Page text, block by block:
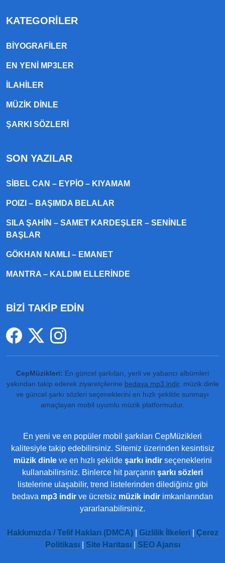
KATEGORILER
BIYOGRAFILER
EN YENI MP3LER
ILAHILER
MÜZIK DINLE
ŞARKI SÖZLERI
SON YAZILAR
SIBEL CAN – EYPIO – KIYAMAM
POIZI – BAŞIMDA BELALAR
SILA ŞAHIN – SAMET KARDEŞLER – SENINLE
BAŞLAR
GÖKHAN NAMLI – EMANET
MANTRA – KALDIM ELLERINDE
BİZİ TAKİP EDİN
CepMüzikleri: En güncel şarkıları, yerli ve yabancı albümleri
yakından takip ederek ziyaretçilerine bedava mp3 indir, müzik dinle
ve güncel şarkı sözleri seçeneklerini en hızlı şekilde sunmayı
amaçlayan mobil uyumlu müzik platformudur.
En yeni ve en popüler mobil şarkıları CepMüzikleri
kalitesiyle takip edebilirsiniz. Sitemiz üzerinden kesintisiz
müzik dinleve en hızlı şekilde şarkı indirseçeneklerini
kullanabilirsiniz. Binlerce hit parçanın şarkı sözleri
listelerine ulaşabilir, trend listelerinden dilediğiniz gibi
bedava mp3 indir ve ücretsiz müzik indir imkanlarından
yararlanabilirsiniz.
Hakkımızda / Telif Hakları (DMCA)| Gizlilik İlkeleri| Çerez
Politikası| Site Haritası| SEO Ajansı